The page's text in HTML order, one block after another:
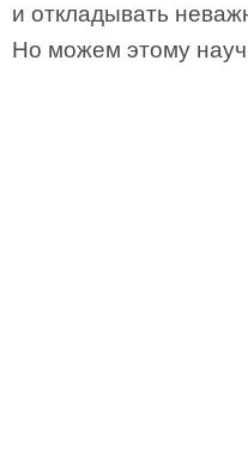
и откладывать
Но можем этому